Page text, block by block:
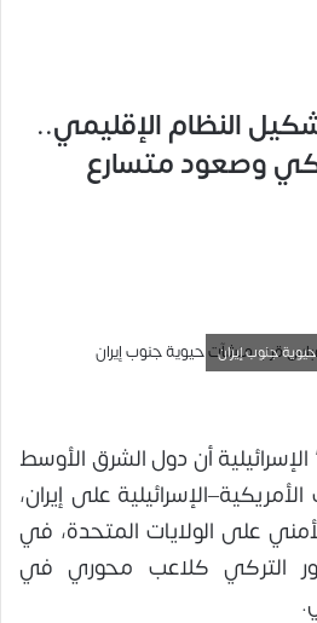
النظام الإقليمي..
وصعود متسارع
جنوب إيران
أن دول الشرق الأوسط
على إيران،
على الولايات المتحدة، في
التركي كلاعب محوري في